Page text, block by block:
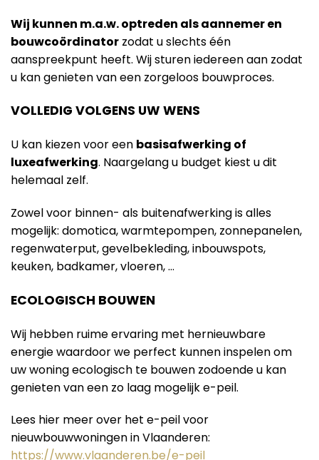
Wij kunnen m.a.w. optreden als aannemer en
bouwcoördinator zodat u slechts één
aanspreekpunt heeft. Wij sturen iedereen aan zodat
u kan genieten van een zorgeloos bouwproces.
VOLLEDIG VOLGENS UW WENS
U kan kiezen voor een basisafwerking of
luxeafwerking. Naargelang u budget kiest u dit
helemaal zelf.
Zowel voor binnen- als buitenafwerking is alles
mogelijk: domotica, warmtepompen, zonnepanelen,
regenwaterput, gevelbekleding, inbouwspots,
keuken, badkamer, vloeren, …
ECOLOGISCH BOUWEN
Wij hebben ruime ervaring met hernieuwbare
energie waardoor we perfect kunnen inspelen om
uw woning ecologisch te bouwen zodoende u kan
genieten van een zo laag mogelijk e-peil.
Lees hier meer over het e-peil voor
nieuwbouwwoningen in Vlaanderen:
https://www.vlaanderen.be/e-peil